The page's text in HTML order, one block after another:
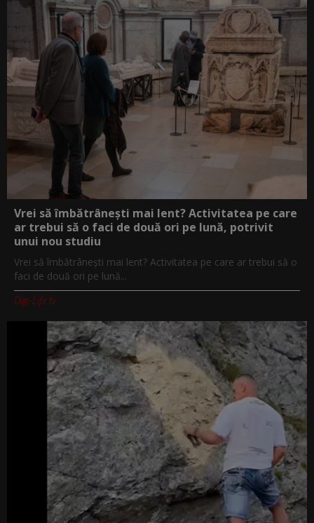
Vrei să îmbătrânești mai lent? Activitatea pe care
ar trebui să o faci de două ori pe lună, potrivit
unui nou studiu
Vrei să îmbătrânești mai lent? Activitatea pe care ar trebui să o
faci de două ori pe lună...
Digi-Life.tv